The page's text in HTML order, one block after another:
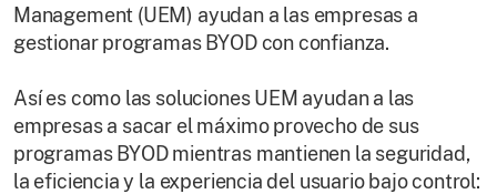
Management (UEM) ayudan a las empresas a
gestionar programas BYOD con confianza.
Así es como las soluciones UEM ayudan a las
empresas a sacar el máximo provecho de sus
programas BYOD mientras mantienen la seguridad,
la eficiencia y la experiencia del usuario bajo control: